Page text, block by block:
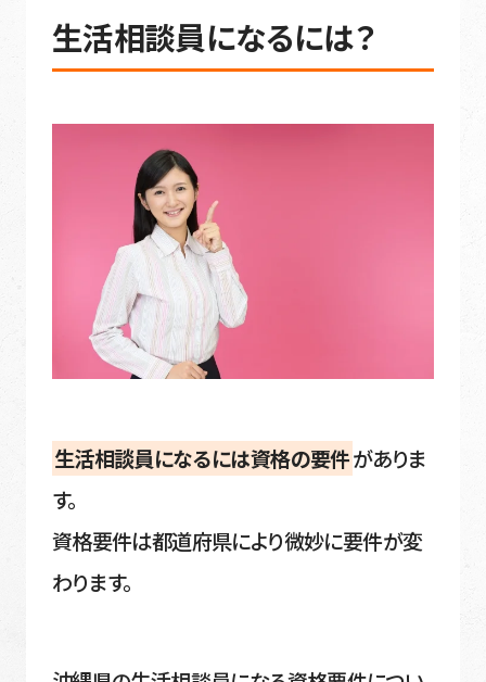
生活相談員になるには？
生活相談員になるには資格の要件がありま
す。
資格要件は都道府県により微妙に要件が変
わります。